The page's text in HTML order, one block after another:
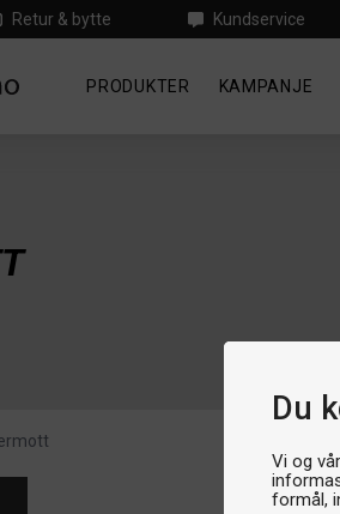
Du
Vi og
formål,
Retur & bytte Kundservice
PRODUKTER KAMPANJE